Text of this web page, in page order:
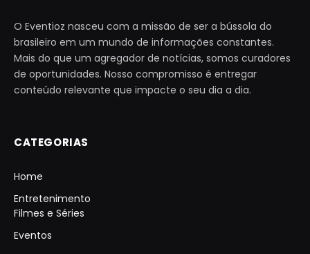
O Eventioz nasceu com a missão de ser a bússola do
brasileiro em um mundo de informações constantes.
Mais do que um agregador de notícias, somos curadores
de oportunidades. Nosso compromisso é entregar
conteúdo relevante que impacte o seu dia a dia.
CATEGORIAS
Home
Entretenimento
Filmes e Séries
Eventos